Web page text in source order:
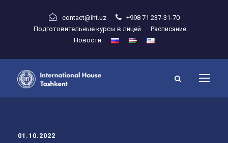
contact@iht.uz
+998 71 237-31-70
Подготовительные курсы в лицей
Расписание
Новости
01.10.2022